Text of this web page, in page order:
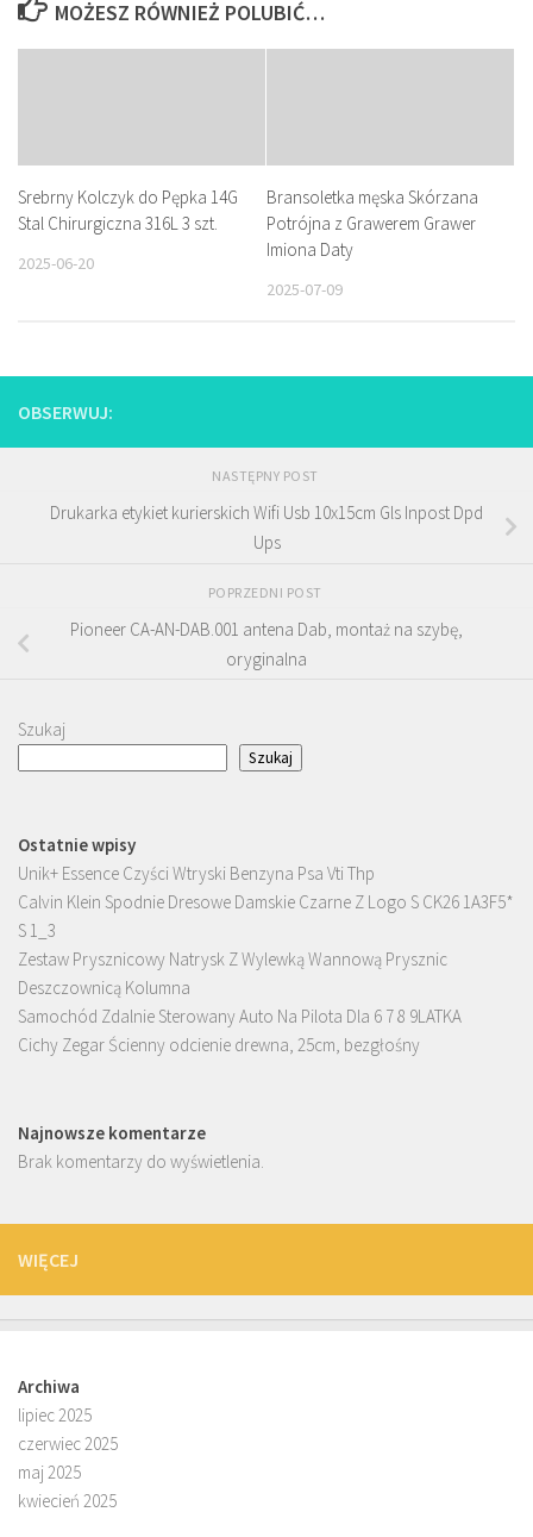
MOŻESZ RÓWNIEŻ POLUBIĆ…
Srebrny Kolczyk do Pępka 14G
Stal Chirurgiczna 316L 3 szt.
2025-06-20
Bransoletka męska Skórzana
Potrójna z Grawerem Grawer
Imiona Daty
2025-07-09
OBSERWUJ:
NASTĘPNY POST
Drukarka etykiet kurierskich Wifi Usb 10x15cm Gls Inpost Dpd
Ups
POPRZEDNI POST
Pioneer CA-AN-DAB.001 antena Dab, montaż na szybę,
oryginalna
Szukaj
Szukaj
Ostatnie wpisy
Unik+ Essence Czyści Wtryski Benzyna Psa Vti Thp
Calvin Klein Spodnie Dresowe Damskie Czarne Z Logo S CK26 1A3F5*
S 1_3
Zestaw Prysznicowy Natrysk Z Wylewką Wannową Prysznic
Deszczownicą Kolumna
Samochód Zdalnie Sterowany Auto Na Pilota Dla 6 7 8 9LATKA
Cichy Zegar Ścienny odcienie drewna, 25cm, bezgłośny
Najnowsze komentarze
Brak komentarzy do wyświetlenia.
WIĘCEJ
Archiwa
lipiec 2025
czerwiec 2025
maj 2025
kwiecień 2025